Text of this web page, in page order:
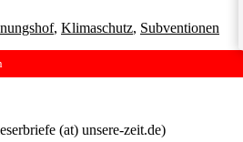
, Klimaschutz, Subventionen
(at) unsere-zeit.de)